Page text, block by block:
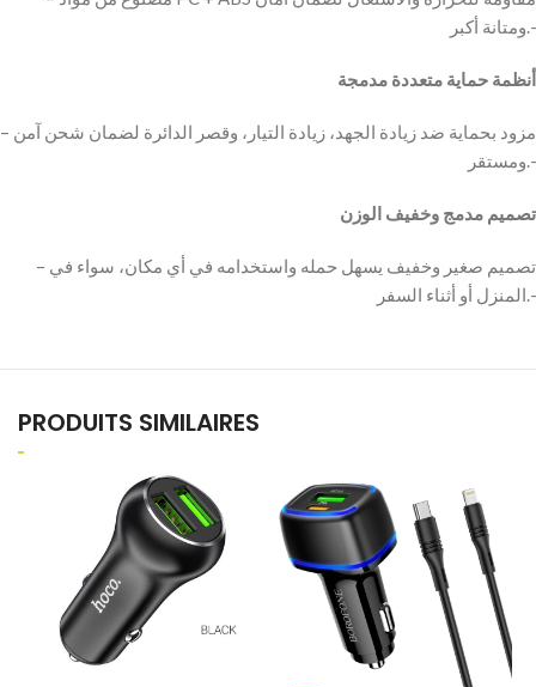
ومتانة أكبر.-
أنظمة حماية متعددة مدمجة
– مزود بحماية ضد زيادة الجهد، زيادة التيار، وقصر الدائرة لضمان شحن آمن
ومستقر.-
تصميم مدمج وخفيف الوزن
– تصميم صغير وخفيف يسهل حمله واستخدامه في أي مكان، سواء في
المنزل أو أثناء السفر.-
PRODUITS SIMILAIRES